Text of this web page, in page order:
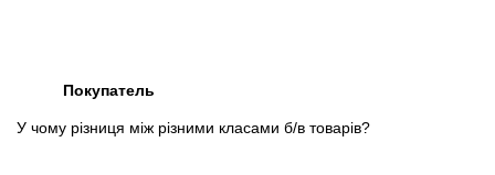
Покупатель
У чому різниця між різними класами б/в товарів?